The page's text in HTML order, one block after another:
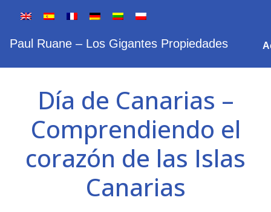
Paul Ruane – Los Gigantes Propiedades
Día de Canarias –
Comprendiendo el
corazón de las Islas
Canarias